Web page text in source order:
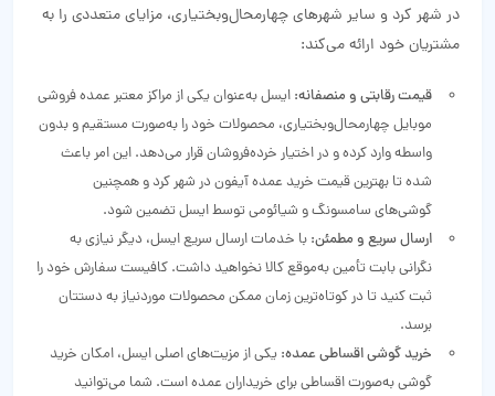
در شهر کرد و سایر شهرهای چهارمحال‌و‌بختیاری، مزایای متعددی را به
مشتریان خود ارائه می‌کند:
قیمت رقابتی و منصفانه: ایسل به‌عنوان یکی از مراکز معتبر عمده فروشی
موبایل چهارمحال‌و‌بختیاری، محصولات خود را به‌صورت مستقیم و بدون
واسطه وارد کرده و در اختیار خرده‌فروشان قرار می‌دهد. این امر باعث
شده تا بهترین قیمت خرید عمده آیفون در شهر کرد و همچنین
گوشی‌های سامسونگ و شیائومی توسط ایسل تضمین شود.
ارسال سریع و مطمئن: با خدمات ارسال سریع ایسل، دیگر نیازی به
نگرانی بابت تأمین به‌موقع کالا نخواهید داشت. کافیست سفارش خود را
ثبت کنید تا در کوتاه‌ترین زمان ممکن محصولات موردنیاز به دستتان
برسد.
خرید گوشی اقساطی عمده: یکی از مزیت‌های اصلی ایسل، امکان خرید
گوشی به‌صورت اقساطی برای خریداران عمده است. شما می‌توانید